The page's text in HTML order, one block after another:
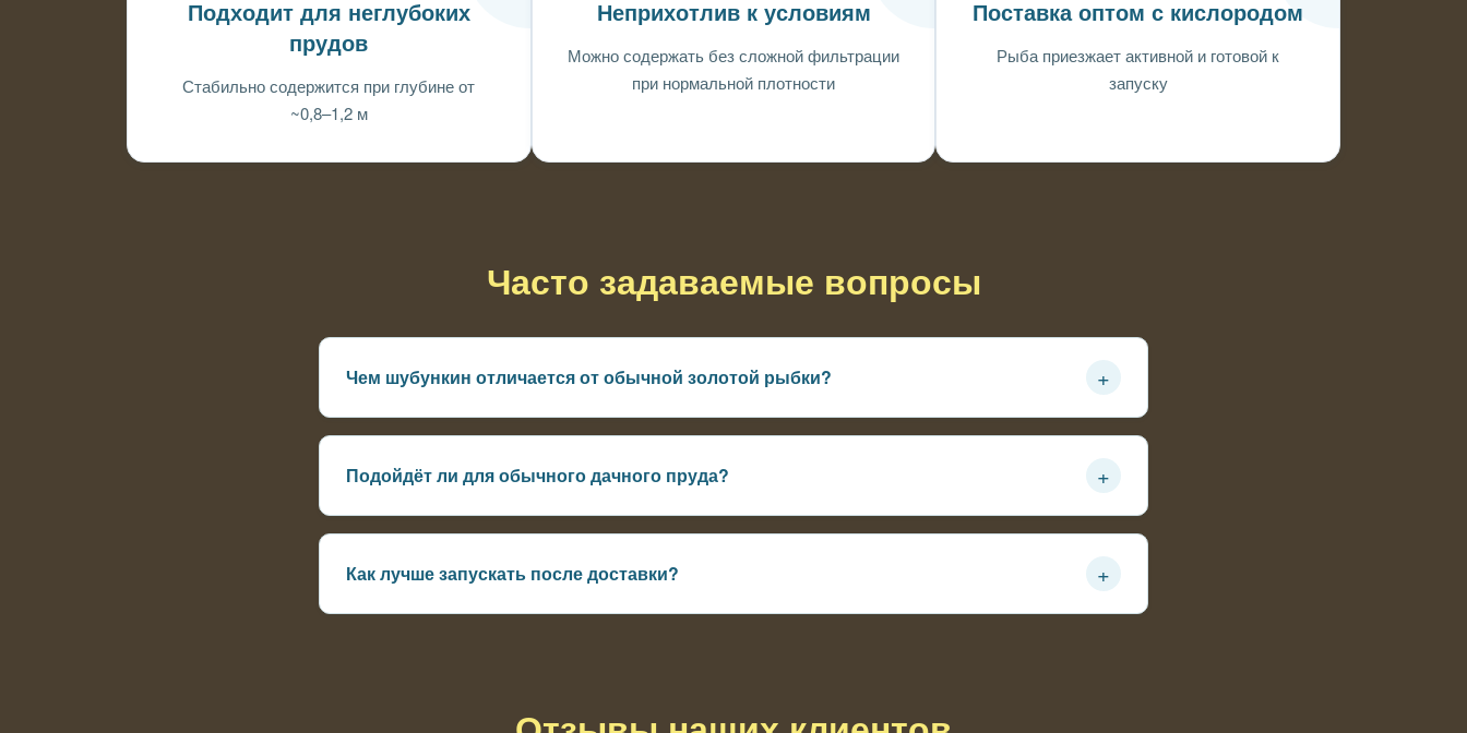
Подходит для неглубоких
прудов
Стабильно содержится при глубине от
~0,8–1,2 м
Неприхотлив к условиям
Можно содержать без сложной фильтрации
при нормальной плотности
Поставка оптом с кислородом
Рыба приезжает активной и готовой к
запуску
Часто задаваемые вопросы
Чем шубункин отличается от обычной золотой рыбки? +
Более сложный окрас с тёмными оттенками, в воде выглядит глубже и интереснее
Подойдёт ли для обычного дачного пруда? +
Да, быстро адаптируется и не требует сложной системы
Как лучше запускать после доставки? +